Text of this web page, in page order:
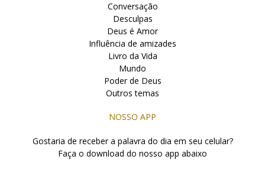
Conversação
Desculpas
Deus é Amor
Influência de amizades
Livro da Vida
Mundo
Poder de Deus
Outros temas
NOSSO APP
Gostaria de receber a palavra do dia em seu celular?
Faça o download do nosso app abaixo